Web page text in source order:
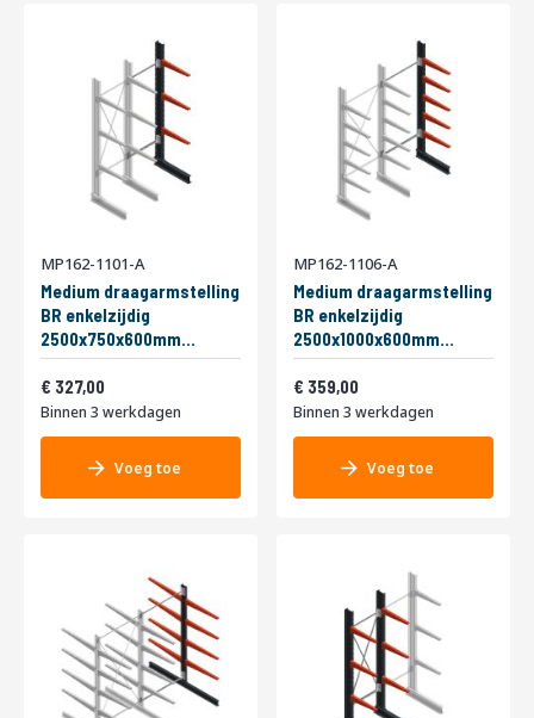
MP162-1101-A
Medium draagarmstelling
BR enkelzijdig
2500x750x600mm
(hxbxd) 3 niveaus
aanbouwsectie 290/arm
327,00
Binnen 3 werkdagen
Voeg toe
MP162-1106-A
Medium draagarmstelling
BR enkelzijdig
2500x1000x600mm
(hxbxd) 5 niveaus
aanbouwsectie 290/arm
359,00
Binnen 3 werkdagen
Voeg toe